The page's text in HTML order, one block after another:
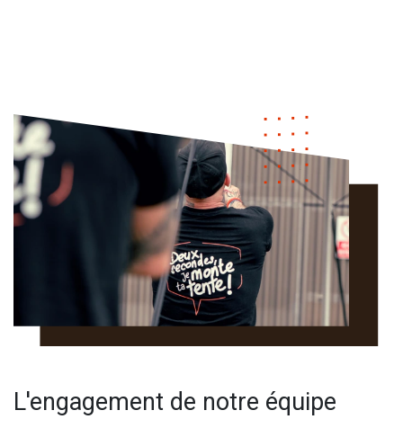
L'engagement de notre équipe